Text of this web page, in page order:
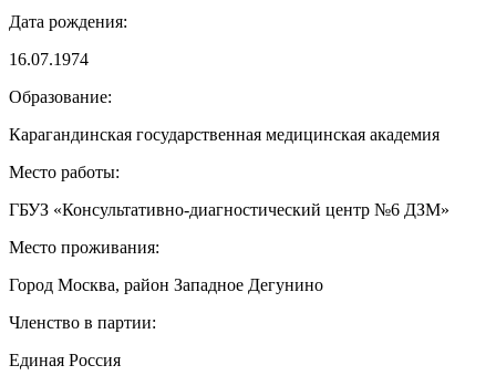
Дата рождения:
16.07.1974
Образование:
Карагандинская государственная медицинская академия
Место работы:
ГБУЗ «Консультативно-диагностический центр №6 ДЗМ»
Место проживания:
Город Москва, район Западное Дегунино
Членство в партии:
Единая Россия